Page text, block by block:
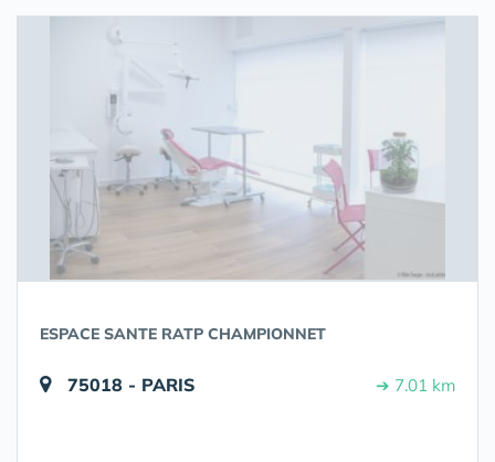
ESPACE SANTE RATP CHAMPIONNET
75018 - PARIS ➔ 7.01 km